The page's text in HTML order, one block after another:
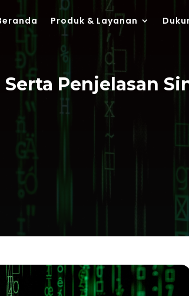
Produk & Layanan
Penjelasan